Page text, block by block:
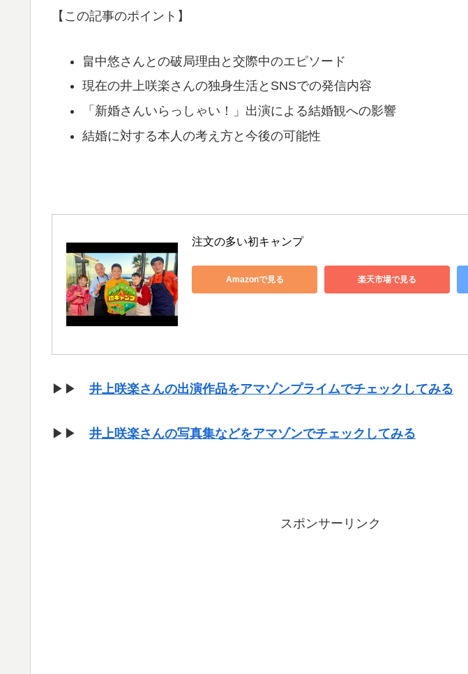
【この記事のポイント】
畠中悠さんとの破局理由と交際中のエピソード
現在の井上咲楽さんの独身生活とSNSでの発信内容
「新婚さんいらっしゃい！」出演による結婚観への影響
結婚に対する本人の考え方と今後の可能性
注文の多い初キャンプ
Amazonで見る 楽天市場で見る
▶▶ 井上咲楽さんの出演作品をアマゾンプライムでチェックしてみる
▶▶ 井上咲楽さんの写真集などをアマゾンでチェックしてみる
スポンサーリンク